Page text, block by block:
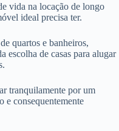
vida na locação de longo
ideal precisa ter.
quartos e banheiros,
escolha de casas para alugar
tranquilamente por um
e consequentemente